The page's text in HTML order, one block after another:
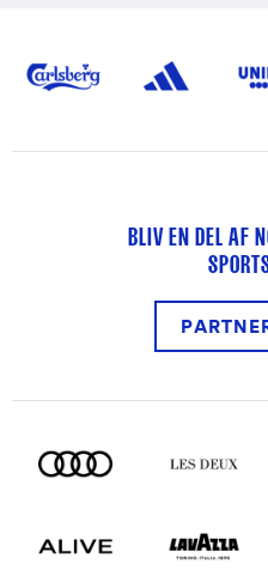
BLIV EN DEL AF